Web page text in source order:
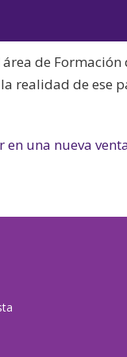
de
realidad de ese
en una nueva